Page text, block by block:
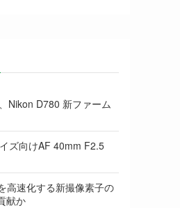
Nikon D780 新ファーム
ズ向けAF 40mm F2.5
高速化する新撮像素子の
献か